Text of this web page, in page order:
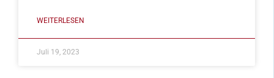
WEITERLESEN
Juli 19, 2023